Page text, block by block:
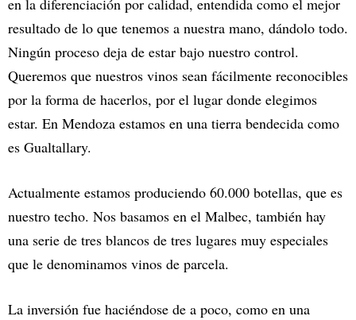
en la diferenciación por calidad, entendida como el mejor
resultado de lo que tenemos a nuestra mano, dándolo todo.
Ningún proceso deja de estar bajo nuestro control.
Queremos que nuestros vinos sean fácilmente reconocibles
por la forma de hacerlos, por el lugar donde elegimos
estar. En Mendoza estamos en una tierra bendecida como
es Gualtallary.
Actualmente estamos produciendo 60.000 botellas, que es
nuestro techo. Nos basamos en el Malbec, también hay
una serie de tres blancos de tres lugares muy especiales
que le denominamos vinos de parcela.
La inversión fue haciéndose de a poco, como en una